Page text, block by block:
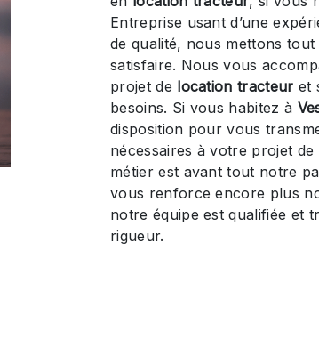
Entreprise usant d’une
de qualité, nous mettons
satisfaire. Nous vous
projet de location tracteur et
besoins. Si vous habitez à
disposition pour vous
nécessaires à votre projet de
métier est avant tout notre
vous renforce encore plus
notre équipe est qualifiée et
rigueur.